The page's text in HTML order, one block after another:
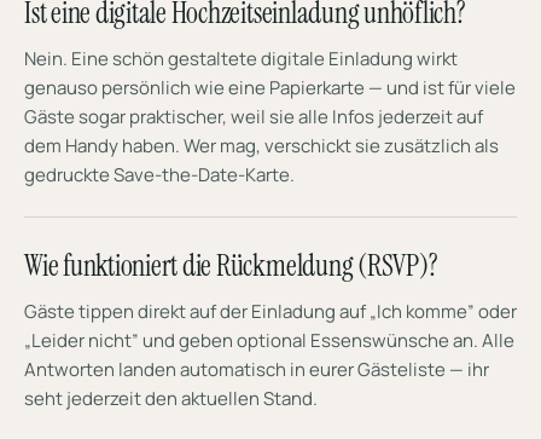
Ist eine digitale Hochzeitseinladung unhöflich?
Nein. Eine schön gestaltete digitale Einladung wirkt
genauso persönlich wie eine Papierkarte — und ist für viele
Gäste sogar praktischer, weil sie alle Infos jederzeit auf
dem Handy haben. Wer mag, verschickt sie zusätzlich als
gedruckte Save-the-Date-Karte.
Wie funktioniert die Rückmeldung (RSVP)?
Gäste tippen direkt auf der Einladung auf „Ich komme” oder
„Leider nicht” und geben optional Essenswünsche an. Alle
Antworten landen automatisch in eurer Gästeliste — ihr
seht jederzeit den aktuellen Stand.